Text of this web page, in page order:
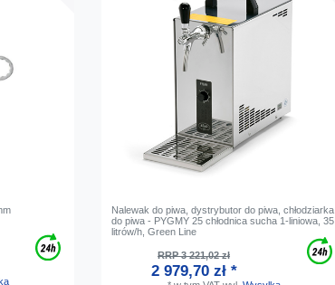
Nalewak do piwa, dystrybutor do piwa, chłodziarka
do piwa - PYGMY 25 chłodnica sucha 1-liniowa, 35
litrów/h, Green Line
RRP 3 221,02 zł
2 979,70 zł *